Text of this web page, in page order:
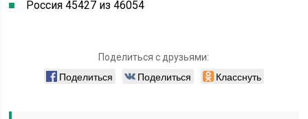
Россия 45427 из 46054
Поделиться с друзьями:
Поделиться Поделиться Класснуть